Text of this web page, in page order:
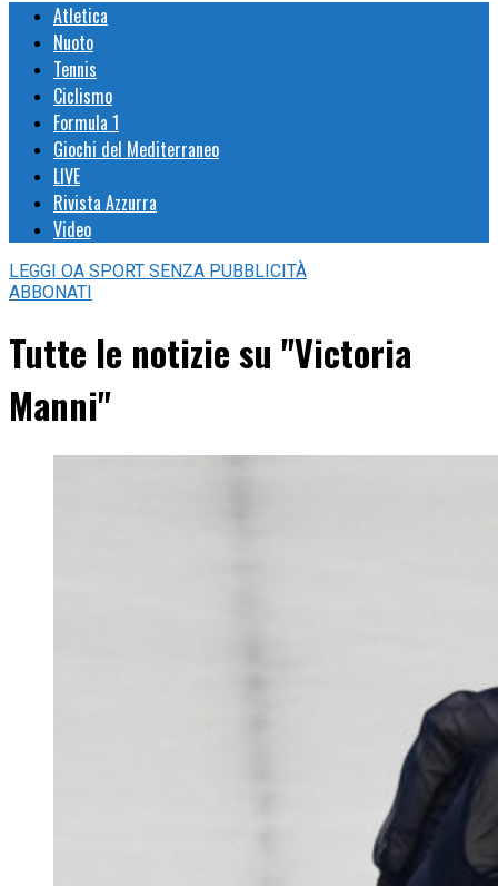
Atletica
Nuoto
Tennis
Ciclismo
Formula 1
Giochi del Mediterraneo
LIVE
Rivista Azzurra
Video
LEGGI OA SPORT SENZA PUBBLICITÀ
ABBONATI
Tutte le notizie su "Victoria
Manni"